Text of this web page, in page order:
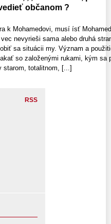
občanom ?
k Mohamedovi, musí ísť
nevyrieši sama alebo druhá
sa situácii my. Význam a
so založenými rukami, kým sa
starom, totalitnom, [...]
RSS